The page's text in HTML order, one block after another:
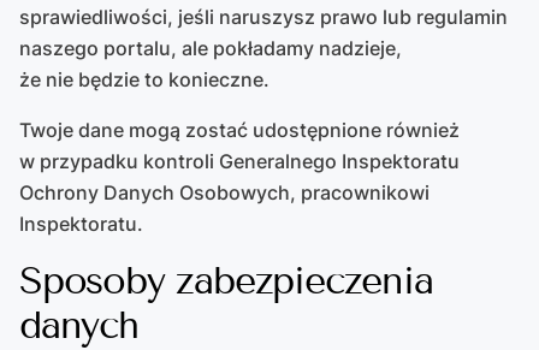
sprawiedliwości, jeśli naruszysz prawo lub regulamin
naszego portalu, ale pokładamy nadzieje,
że nie będzie to konieczne.
Twoje dane mogą zostać udostępnione również
w przypadku kontroli Generalnego Inspektoratu
Ochrony Danych Osobowych, pracownikowi
Inspektoratu.
Sposoby zabezpieczenia
danych